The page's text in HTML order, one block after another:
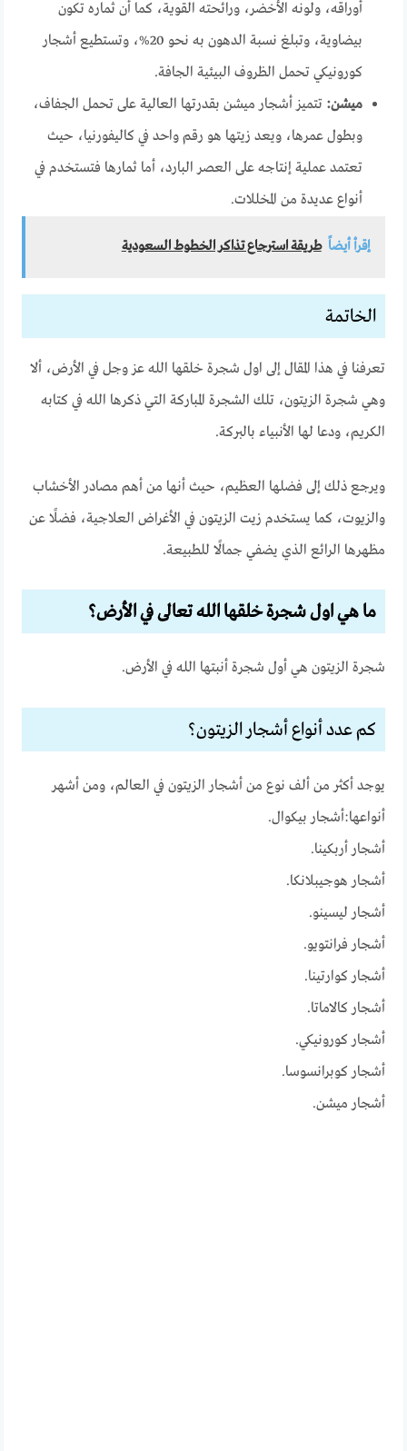
أوراقه، ولونه الأخضر، ورائحته القوية، كما أن ثماره تكون
بيضاوية، وتبلغ نسبة الدهون به نحو 20%، وتستطيع أشجار
كورونيكي تحمل الظروف البيئية الجافة.
ميشن: تتميز أشجار ميشن بقدرتها العالية على تحمل الجفاف،
وبطول عمرها، ويعد زيتها هو رقم واحد في كاليفورنيا، حيث
تعتمد عملية إنتاجه على العصر البارد، أما ثمارها فتستخدم في
أنواع عديدة من المخللات.
إقرأ أيضاً طريقة استرجاع تذاكر الخطوط السعودية
الخاتمة
تعرفنا في هذا المقال إلى اول شجرة خلقها الله عز وجل في الأرض، ألا
وهي شجرة الزيتون، تلك الشجرة المباركة التي ذكرها الله في كتابه
الكريم، ودعا لها الأنبياء بالبركة.
ويرجع ذلك إلى فضلها العظيم، حيث أنها من أهم مصادر الأخشاب
والزيوت، كما يستخدم زيت الزيتون في الأغراض العلاجية، فضلًا عن
مظهرها الرائع الذي يضفي جمالًا للطبيعة.
ما هي اول شجرة خلقها الله تعالى في الأرض؟
شجرة الزيتون هي أول شجرة أنبتها الله في الأرض.
كم عدد أنواع أشجار الزيتون؟
يوجد أكثر من ألف نوع من أشجار الزيتون في العالم، ومن أشهر
أنواعها:أشجار بيكوال.
أشجار أربكينا.
أشجار هوجيبلانكا.
أشجار ليسينو.
أشجار فرانتويو.
أشجار كوارتينا.
أشجار كالاماتا.
أشجار كورونيكي.
أشجار كوبرانسوسا.
أشجار ميشن.